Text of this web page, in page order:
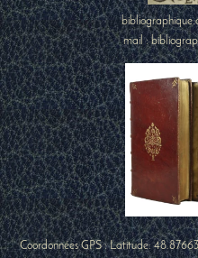
mail :
Coordonnées GPS : Latitude: